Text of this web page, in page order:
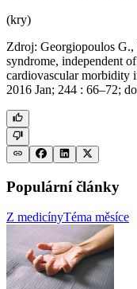
(kry)
Zdroj: Georgiopoulos
syndrome, independent
cardiovascular morbidity
2016 Jan; 244 : 66–72;
Populární články
Z medicínyTéma měsíce